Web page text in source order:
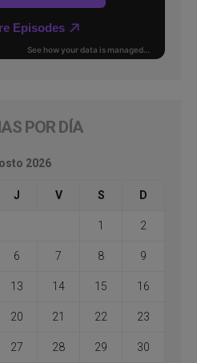
POR DÍA
2026
J V S D
1 2
6 7 8 9
13 14 15 16
20 21 22 23
27 28 29 30